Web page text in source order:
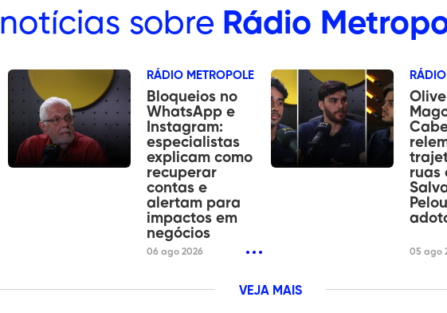
notícias sobre Rádio
RÁDIO METROPOLE
Bloqueios no
WhatsApp e
Instagram:
especialistas
explicam como
recuperar
contas e
alertam para
impactos em
negócios
06 ago 2026
ruas
05 ago
VEJA MAIS